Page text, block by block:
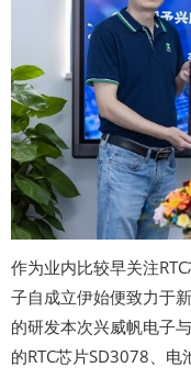
作为业内比较早关注
子自成立伊始便致力于
的研发本次兴威帆电子
的RTC芯片SD3078、